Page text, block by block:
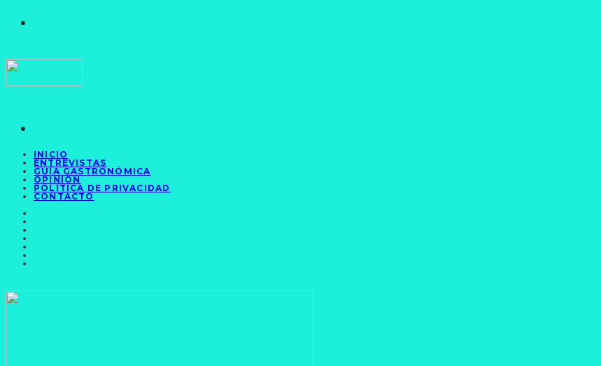
INICIO
ENTREVISTAS
GUÍA GASTRONÓMICA
OPINIÓN
POLÍTICA DE PRIVACIDAD
CONTACTO